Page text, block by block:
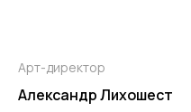
Арт-директор
Александр Лихошест